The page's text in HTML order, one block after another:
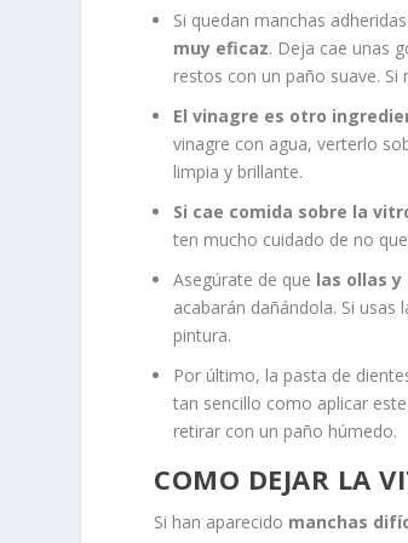
Si quedan manchas
muy eficaz. Deja cae unas
restos con un paño suave.
El vinagre es otro
vinagre con agua, verterlo
limpia y brillante.
Si cae comida sobre la
ten mucho cuidado de no
Asegúrate de que las ollas
acabarán dañándola. Si
pintura.
Por último, la pasta de
tan sencillo como aplicar
retirar con un paño húmedo.
COMO DEJAR LA
Si han aparecido manchas